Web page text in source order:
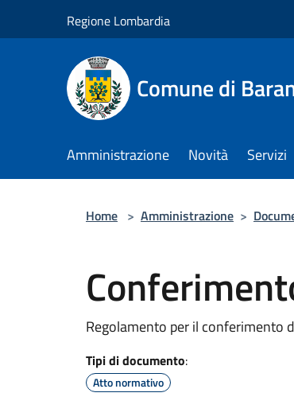
Regione Lombardia
Comune di
Amministrazione Novità Servizi
Home > Amministrazione >
Regolamento per il conferimento
Tipi di documento:
Atto normativo